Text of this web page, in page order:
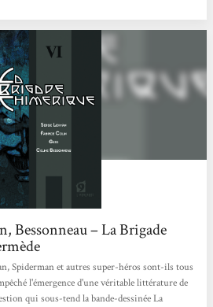
Bessonneau – La Brigade
Spiderman et autres super-héros sont-ils tous
l'émergence d'une véritable littérature de
qui sous-tend la bande-dessinée La